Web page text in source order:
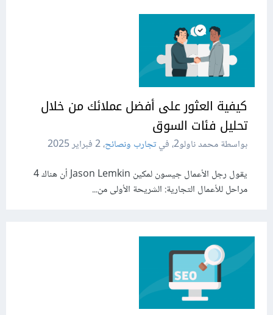
كيفية العثور على أفضل عملائك من خلال
تحليل فئات السوق
بواسطة محمد ناولو2، في تجارب ونصائح،2 فبراير 2025
يقول رجل الأعمال جيسون لمكين Jason Lemkin أن هناك 4
مراحل للأعمال التجارية: الشريحة الأولى من...